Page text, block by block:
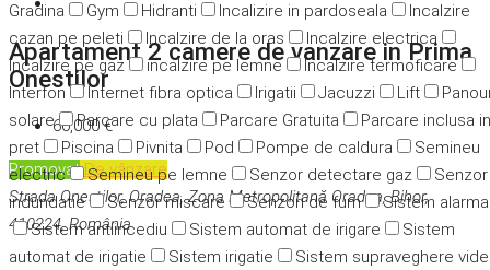
Gradina
Gym Hidranti Incalizire in pardoseala
Incalzire
cazan pe peleti
Incalzire de la oras
Incalzire electrica
Incalzire pe gaz
incalzire pe lemne
Incalzire termoficare
Interfon
Internet fibra optica Irigatii Jacuzzi Lift
solare
Parcare cu plata Parcare Gratuita
Parcare inclusa in
pret
Piscina Pivnita Pod Pompe de caldura
Semineu
electric
Semineu pe lemne Senzor detectare gaz
Senzor
indundatie
Senzor miscare Senzori de fum
Sistem alarma
Sistem antiincediu
Sistem automat de irigare
Sistem
automat de irigatie
Sistem irigatie
Sistem supraveghere
Apartament 2 camere de vanzare in Prima
Onestilor
60,000 €
PromovatDe vânzare
Strada Oneștilor, Oradea, Zona Metropolitană Oradea, Bihor,
410224, România